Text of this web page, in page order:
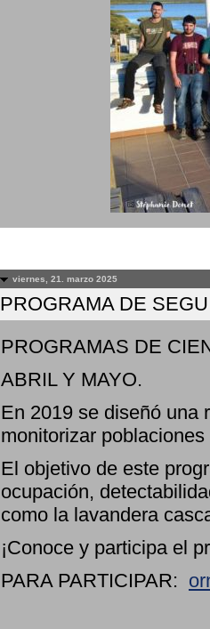
viernes, 21. marzo 2025
PROGRAMA DE
PROGRAMAS DE
ABRIL Y MAYO.
En 2019 se diseñó una
monitorizar
El objetivo de este
ocupación,
como la lavandera
¡Conoce y participa el
PARA PARTICIPAR: